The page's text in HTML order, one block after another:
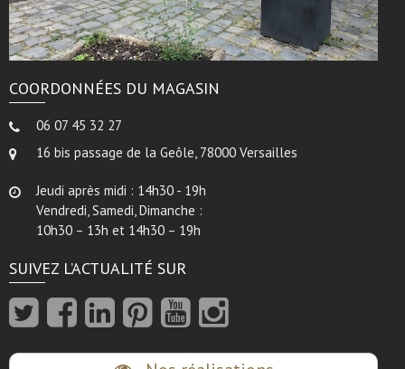
COORDONNÉES DU MAGASIN
06 07 45 32 27
16 bis passage de la Geôle, 78000 Versailles
Jeudi après midi : 14h30 - 19h
Vendredi, Samedi, Dimanche :
10h30 – 13h et 14h30 – 19h
SUIVEZ L’ACTUALITÉ SUR